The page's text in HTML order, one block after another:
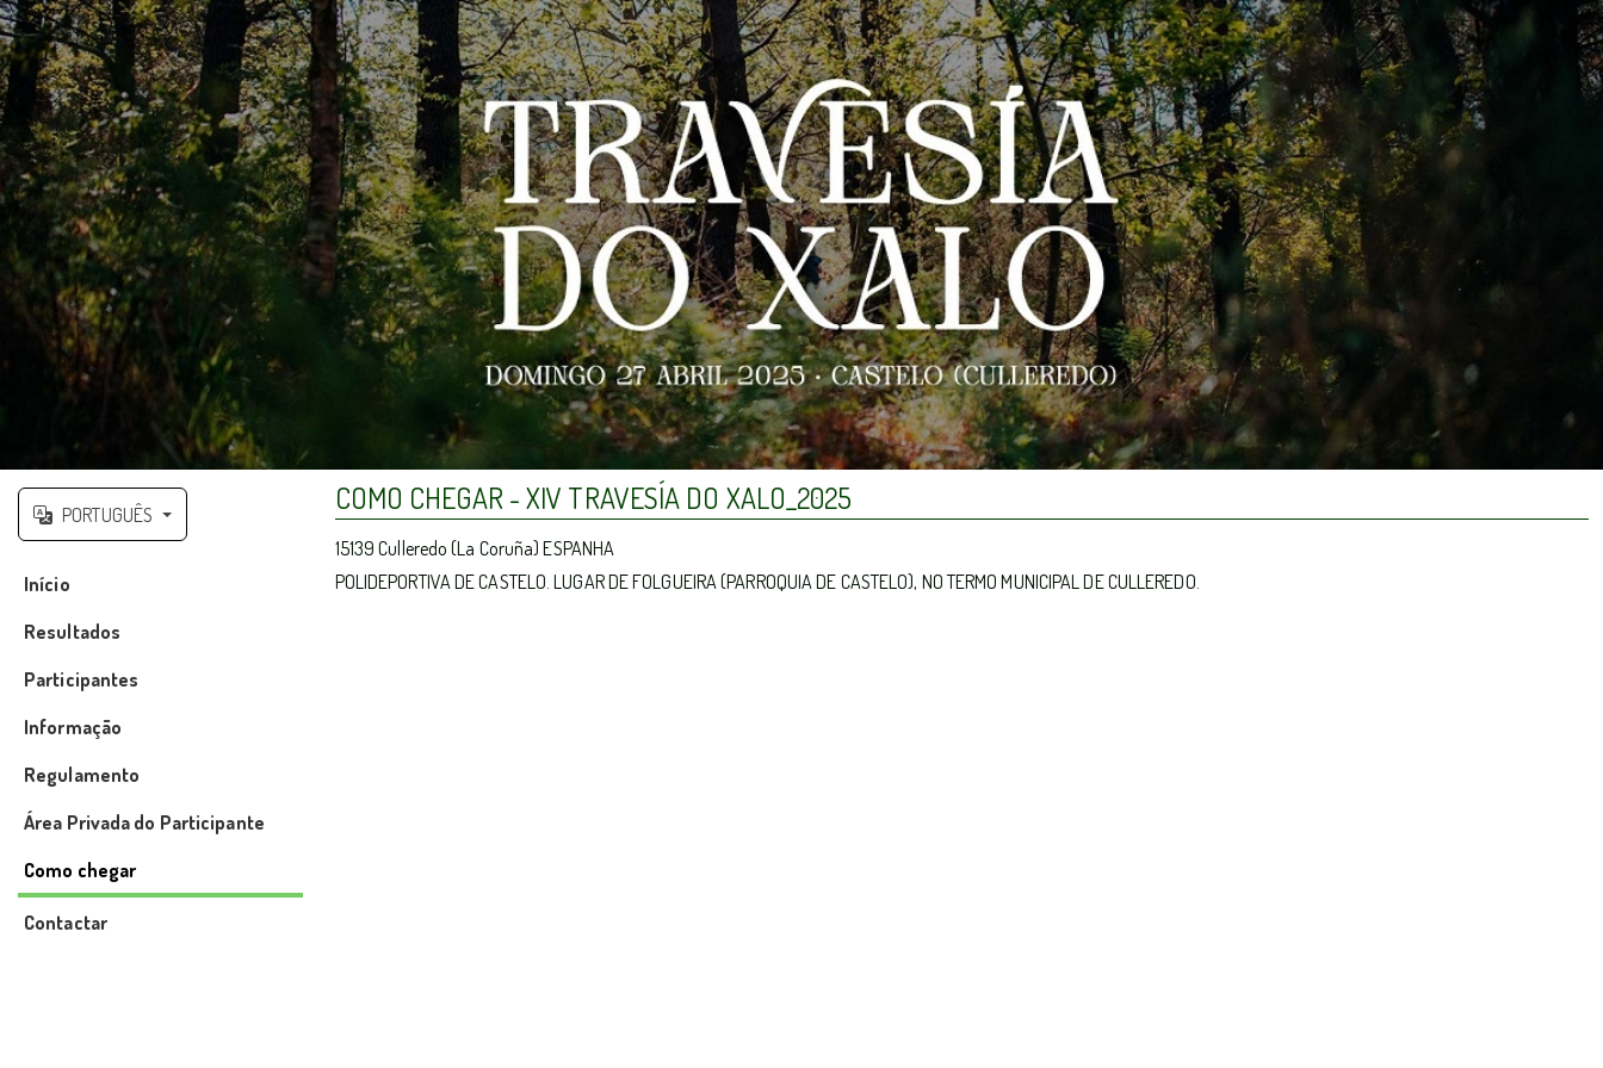
PORTUGUÊS
Início
Resultados
Participantes
Informação
Regulamento
Área Privada do Participante
Como chegar
Contactar
COMO CHEGAR - XIV TRAVESÍA DO XALO_2025
15139 Culleredo (La Coruña) ESPANHA
POLIDEPORTIVA DE CASTELO. LUGAR DE FOLGUEIRA (PARROQUIA DE CASTELO), NO TERMO MUNICIPAL DE CULLEREDO.